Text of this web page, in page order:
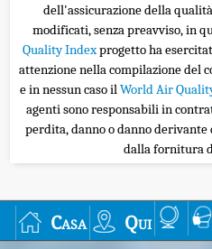
dell'assicurazione della
modificati, senza preavviso, in
Quality Indexprogetto ha
attenzione nella compilazione del
e in nessun caso ilWorld Air
agenti sono responsabili in
perdita, danno o danno
dalla fornitura
Casa Qui